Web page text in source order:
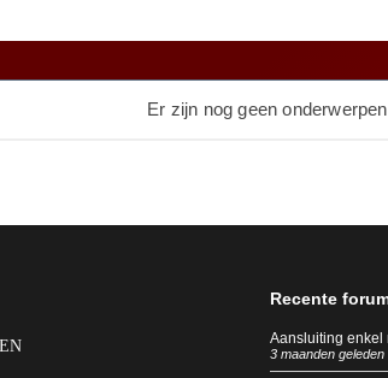
Er zijn nog geen
Recente
Aansluiting enkel
3 maanden geleden